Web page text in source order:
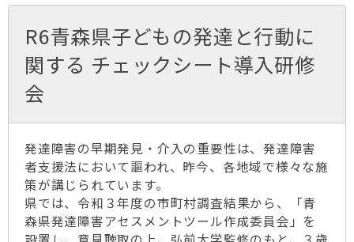
R6青森県子どもの発達と行動に
関する チェックシート導入研修
会
発達障害の早期発見・介入の重要性は、発達障害
者支援法において謳われ、昨今、各地域で様々な施
策が講じられています。
県では、令和３年度の市町村調査結果から、「青
森県発達障害アセスメントツール作成委員会」を